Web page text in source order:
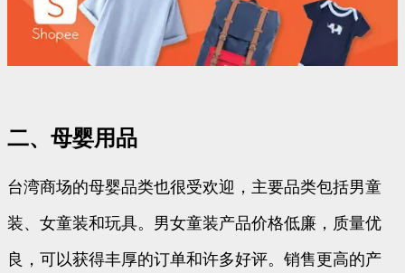
二、母婴用品
台湾商场的母婴品类也很受欢迎，主要品类包括男童
装、女童装和玩具。男女童装产品价格低廉，质量优
良，可以获得丰厚的订单和许多好评。销售更高的产